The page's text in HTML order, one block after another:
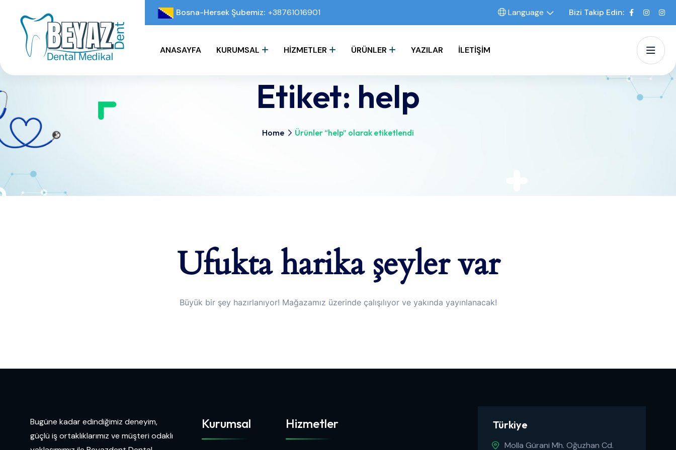
Bosna-Hersek Şubemiz: +38761016901 Language Bizi Takip Edin:
ANASAYFA KURUMSAL HIZMETLER ÜRÜNLER YAZILAR İLETIŞIM
Etiket: help
Home Ürünler “help” olarak etiketlendi
Ufukta harika şeyler var
Büyük bir şey hazırlanıyor! Mağazamız üzerinde çalışılıyor ve yakında yayınlanacak!
Bugüne kadar edindiğimiz deneyim,
güçlü iş ortaklıklarımız ve müşteri odaklı
Kurumsal Hizmetler Türkiye
Molla Gürani Mh. Oğuzhan Cd.